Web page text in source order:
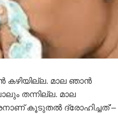
കഴിയില്ല. മാല ഞാൻ
തന്നില്ല. മാല
കൂടുതൽ ദ്രോഹിച്ചത്’–